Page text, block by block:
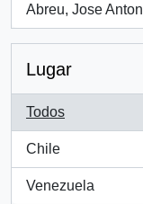
Abreu, Jose
, 1 resultados
Lugar
Todos
Chile
, 1 resultados
Venezuela
, 1 resultados